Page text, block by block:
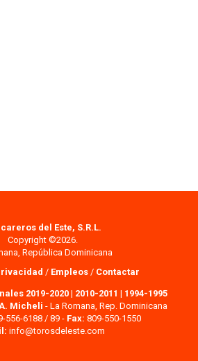
del Este, S.R.L.
Copyright ©2026.
República Dominicana
/ Empleos / Contactar
2019-2020| 2010-2011 | 1994-1995
Micheli - La Romana, Rep. Dominicana
556-6188 / 89 - Fax: 809-550-1550
info@torosdeleste.com